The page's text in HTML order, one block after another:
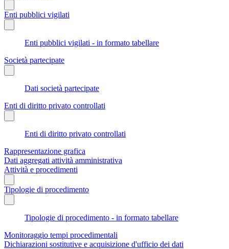
Enti pubblici vigilati
Enti pubblici vigilati - in formato tabellare
Società partecipate
Dati società partecipate
Enti di diritto privato controllati
Enti di diritto privato controllati
Rappresentazione grafica
Dati aggregati attività amministrativa
Attività e procedimenti
Tipologie di procedimento
Tipologie di procedimento - in formato tabellare
Monitoraggio tempi procedimentali
Dichiarazioni sostitutive e acquisizione d'ufficio dei dati